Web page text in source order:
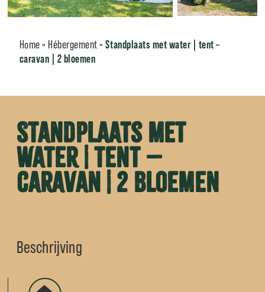
Home» Hébergement»Standplaats met water | tent –
caravan | 2 bloemen
Standplaats met
water | tent –
caravan | 2 bloemen
Beschrijving